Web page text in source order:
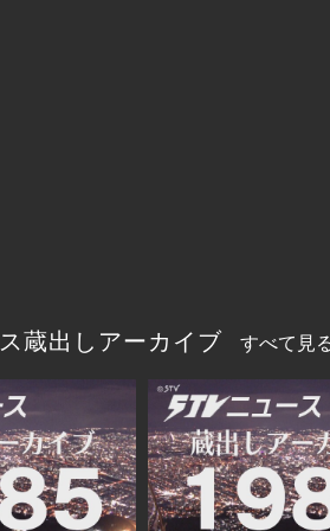
蔵出しアーカイブ すべて見